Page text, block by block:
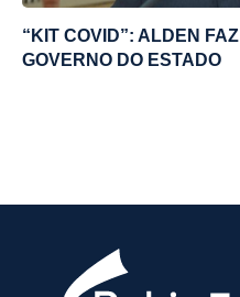
“KIT COVID”: ALDEN
GOVERNO DO ESTADO